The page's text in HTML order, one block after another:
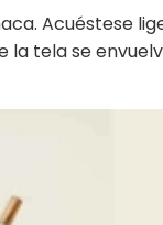
Acuéstese
la tela se